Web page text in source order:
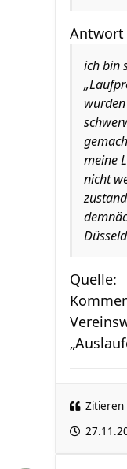
Antwort
ich bin
meine
nicht
Quelle:
Zitieren